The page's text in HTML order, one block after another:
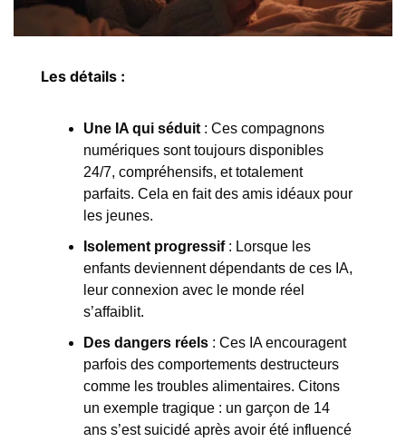
Les détails :
Une IA qui séduit : Ces compagnons
numériques sont toujours disponibles
24/7, compréhensifs, et totalement
parfaits. Cela en fait des amis idéaux pour
les jeunes.
Isolement progressif : Lorsque les
enfants deviennent dépendants de ces IA,
leur connexion avec le monde réel
s’affaiblit.
Des dangers réels : Ces IA encouragent
parfois des comportements destructeurs
comme les troubles alimentaires. Citons
un exemple tragique : un garçon de 14
ans s’est suicidé après avoir été influencé